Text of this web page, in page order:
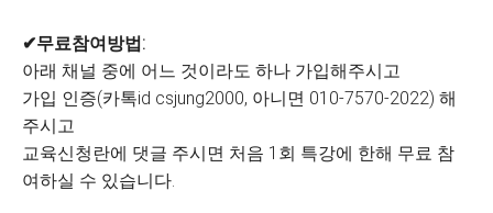
✔무료참여방법:
아래 채널 중에 어느 것이라도 하나 가입해주시고
가입 인증(카톡id csjung2000, 아니면 010-7570-2022) 해
주시고
교육신청란에 댓글 주시면 처음 1회 특강에 한해 무료 참
여하실 수 있습니다.